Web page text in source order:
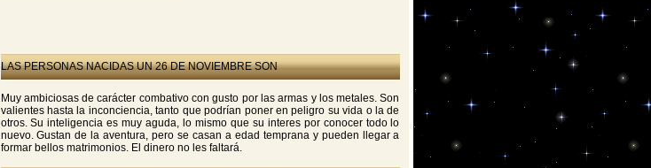
LAS PERSONAS NACIDAS UN 26 DE NOVIEMBRE SON
Muy ambiciosas de carácter combativo con gusto por las armas y los metales. Son
valientes hasta la inconciencia, tanto que podrían poner en peligro su vida o la de
otros. Su inteligencia es muy aguda, lo mismo que su interes por conocer todo lo
nuevo. Gustan de la aventura, pero se casan a edad temprana y pueden llegar a
formar bellos matrimonios. El dinero no les faltará.